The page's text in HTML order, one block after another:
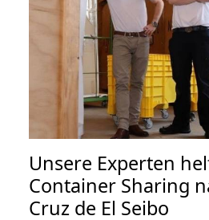
Unsere Experten
Container Sharing
Cruz de El Seibo